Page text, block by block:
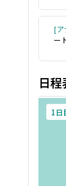
ー
日程
1日